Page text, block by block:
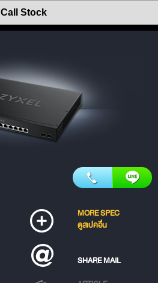
Call Stock
MORE SPEC
ดูสเปคอื่น
SHARE MAIL